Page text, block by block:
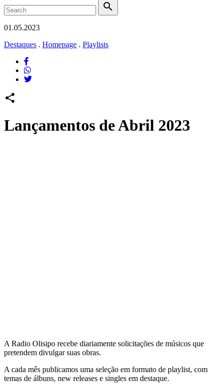
search
01.05.2023
Destaques . Homepage . Playlists
share
Lançamentos de Abril 2023
A Radio Olisipo recebe diariamente solicitações de músicos que
pretendem divulgar suas obras.
A cada mês publicamos uma seleção em formato de playlist, com
temas de álbuns, new releases e singles em destaque.